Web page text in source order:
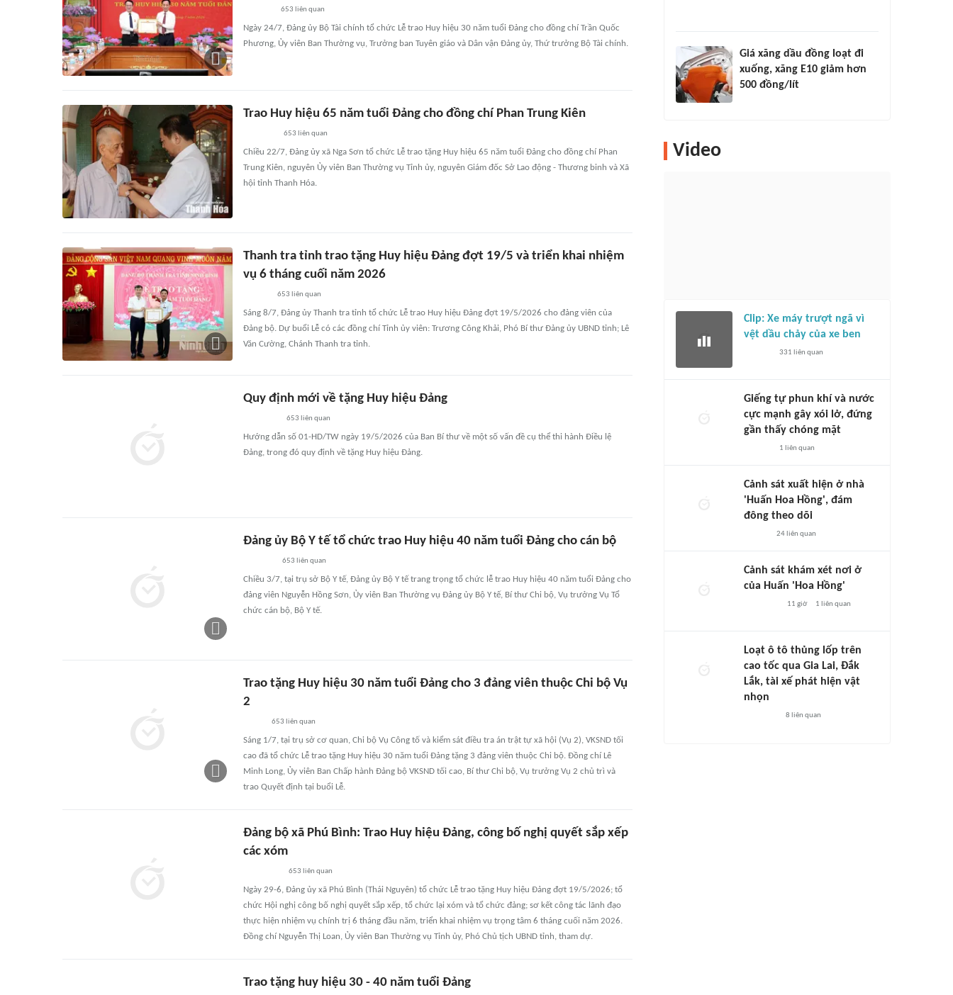
653 liên quan
Ngày 24/7, Đảng ủy Bộ Tài chính tổ chức Lễ trao Huy hiệu 30 năm tuổi Đảng cho đồng chí Trần Quốc
Phương, Ủy viên Ban Thường vụ, Trưởng ban Tuyên giáo và Dân vận Đảng ủy, Thứ trưởng Bộ Tài chính.
Trao Huy hiệu 65 năm tuổi Đảng cho đồng chí Phan Trung Kiên
653 liên quan
Chiều 22/7, Đảng ủy xã Nga Sơn tổ chức Lễ trao tặng Huy hiệu 65 năm tuổi Đảng cho đồng chí Phan
Trung Kiên, nguyên Ủy viên Ban Thường vụ Tỉnh ủy, nguyên Giám đốc Sở Lao động - Thương binh và Xã
hội tỉnh Thanh Hóa.
Thanh tra tỉnh trao tặng Huy hiệu Đảng đợt 19/5 và triển khai nhiệm
vụ 6 tháng cuối năm 2026
653 liên quan
Sáng 8/7, Đảng ủy Thanh tra tỉnh tổ chức Lễ trao Huy hiệu Đảng đợt 19/5/2026 cho đảng viên của
Đảng bộ. Dự buổi Lễ có các đồng chí Tỉnh ủy viên: Trương Công Khải, Phó Bí thư Đảng ủy UBND tỉnh; Lê
Văn Cường, Chánh Thanh tra tỉnh.
Quy định mới về tặng Huy hiệu Đảng
653 liên quan
Hướng dẫn số 01-HD/TW ngày 19/5/2026 của Ban Bí thư về một số vấn đề cụ thể thi hành Điều lệ
Đảng, trong đó quy định về tặng Huy hiệu Đảng.
Đảng ủy Bộ Y tế tổ chức trao Huy hiệu 40 năm tuổi Đảng cho cán bộ
653 liên quan
Chiều 3/7, tại trụ sở Bộ Y tế, Đảng ủy Bộ Y tế trang trọng tổ chức lễ trao Huy hiệu 40 năm tuổi Đảng cho
đảng viên Nguyễn Hồng Sơn, Ủy viên Ban Thường vụ Đảng ủy Bộ Y tế, Bí thư Chi bộ, Vụ trưởng Vụ Tổ
chức cán bộ, Bộ Y tế.
Trao tặng Huy hiệu 30 năm tuổi Đảng cho 3 đảng viên thuộc Chi bộ Vụ
2
653 liên quan
Sáng 1/7, tại trụ sở cơ quan, Chi bộ Vụ Công tố và kiểm sát điều tra án trật tự xã hội (Vụ 2), VKSND tối
cao đã tổ chức Lễ trao tặng Huy hiệu 30 năm tuổi Đảng tặng 3 đảng viên thuộc Chi bộ. Đồng chí Lê
Minh Long, Ủy viên Ban Chấp hành Đảng bộ VKSND tối cao, Bí thư Chi bộ, Vụ trưởng Vụ 2 chủ trì và
trao Quyết định tại buổi Lễ.
Đảng bộ xã Phú Bình: Trao Huy hiệu Đảng, công bố nghị quyết sắp xếp
các xóm
653 liên quan
Ngày 29-6, Đảng ủy xã Phú Bình (Thái Nguyên) tổ chức Lễ trao tặng Huy hiệu Đảng đợt 19/5/2026; tổ
chức Hội nghị công bố nghị quyết sắp xếp, tổ chức lại xóm và tổ chức đảng; sơ kết công tác lãnh đạo
thực hiện nhiệm vụ chính trị 6 tháng đầu năm, triển khai nhiệm vụ trọng tâm 6 tháng cuối năm 2026.
Đồng chí Nguyễn Thị Loan, Ủy viên Ban Thường vụ Tỉnh ủy, Phó Chủ tịch UBND tỉnh, tham dự.
Trao tặng huy hiệu 30 - 40 năm tuổi Đảng
Giá xăng dầu đồng loạt đi
xuống, xăng E10 giảm hơn
500 đồng/lít
Video
Clip: Xe máy trượt ngã vì
vệt dầu chảy của xe ben
331 liên quan
Giếng tự phun khí và nước
cực mạnh gây xói lở, đứng
gần thấy chóng mặt
1 liên quan
Cảnh sát xuất hiện ở nhà
'Huấn Hoa Hồng', đám
đông theo dõi
24liên quan
Cảnh sát khám xét nơi ở
của Huấn 'Hoa Hồng'
11 giờ 1 liên quan
Loạt ô tô thủng lốp trên
cao tốc qua Gia Lai, Đắk
Lắk, tài xế phát hiện vật
nhọn
8 liên quan